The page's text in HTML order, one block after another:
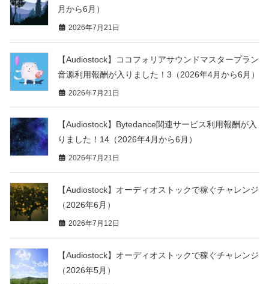
月から6月）
2026年7月21日
【Audiostock】ココフォリアサウンドマスタープラン
音源利用報酬が入りました！3（2026年4月から6月）
2026年7月21日
【Audiostock】Bytedance関連サービス利用報酬が入
りました！14（2026年4月から6月）
2026年7月21日
【Audiostock】オーディオストックで稼ぐチャレンジ
（2026年6月）
2026年7月12日
【Audiostock】オーディオストックで稼ぐチャレンジ
（2026年5月）